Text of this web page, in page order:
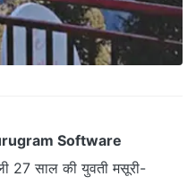
Software
27 साल की युवती मसूरी-